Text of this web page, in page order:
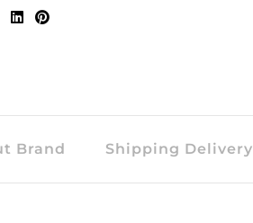
Brand Shipping Delivery